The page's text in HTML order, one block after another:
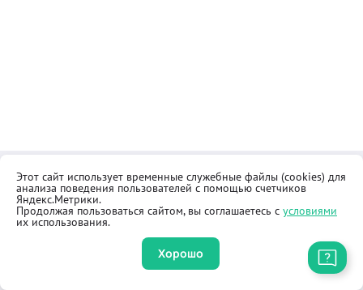
Контакты
Как купить
Общественная приёмная
Реквизиты
Оферта
Правила продажи товаров
Этот сайт использует временные служебные файлы (cookies) для
анализа поведения пользователей с помощью счетчиков
Яндекс.Метрики.
Продолжая пользоваться сайтом, вы соглашаетесь с условиями
их использования.
Хорошо